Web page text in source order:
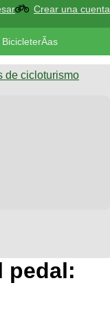
Crear una cuenta
BicicleterÃ­as
de cicloturismo
pedal: